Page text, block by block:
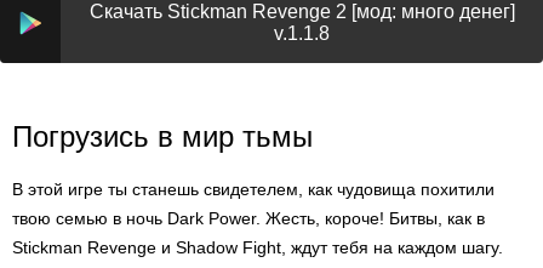
Скачать Stickman Revenge 2 [мод: много денег]
v.1.1.8
Погрузись в мир тьмы
В этой игре ты станешь свидетелем, как чудовища похитили
твою семью в ночь Dark Power. Жесть, короче! Битвы, как в
Stickman Revenge и Shadow Fight, ждут тебя на каждом шагу.